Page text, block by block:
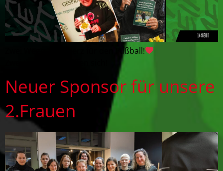
Zwei Wege – ein Herz für den Fußball!
Neuer Sponsor für unsere
2.Frauen